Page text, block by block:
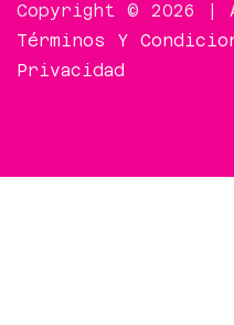
Copyright © 2026 |
Términos Y
Privacidad